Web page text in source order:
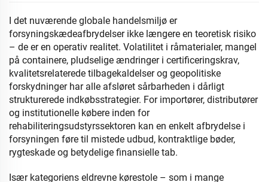
I det nuværende globale handelsmiljø er
forsyningskædeafbrydelser ikke længere en teoretisk risiko
– de er en operativ realitet. Volatilitet i råmaterialer, mangel
på containere, pludselige ændringer i certificeringskrav,
kvalitetsrelaterede tilbagekaldelser og geopolitiske
forskydninger har alle afsløret sårbarheden i dårligt
strukturerede indkøbsstrategier. For importører, distributører
og institutionelle købere inden for
rehabiliteringsudstyrssektoren kan en enkelt afbrydelse i
forsyningen føre til mistede udbud, kontraktlige bøder,
rygteskade og betydelige finansielle tab.
Især kategoriens eldrevne kørestole – som i mange